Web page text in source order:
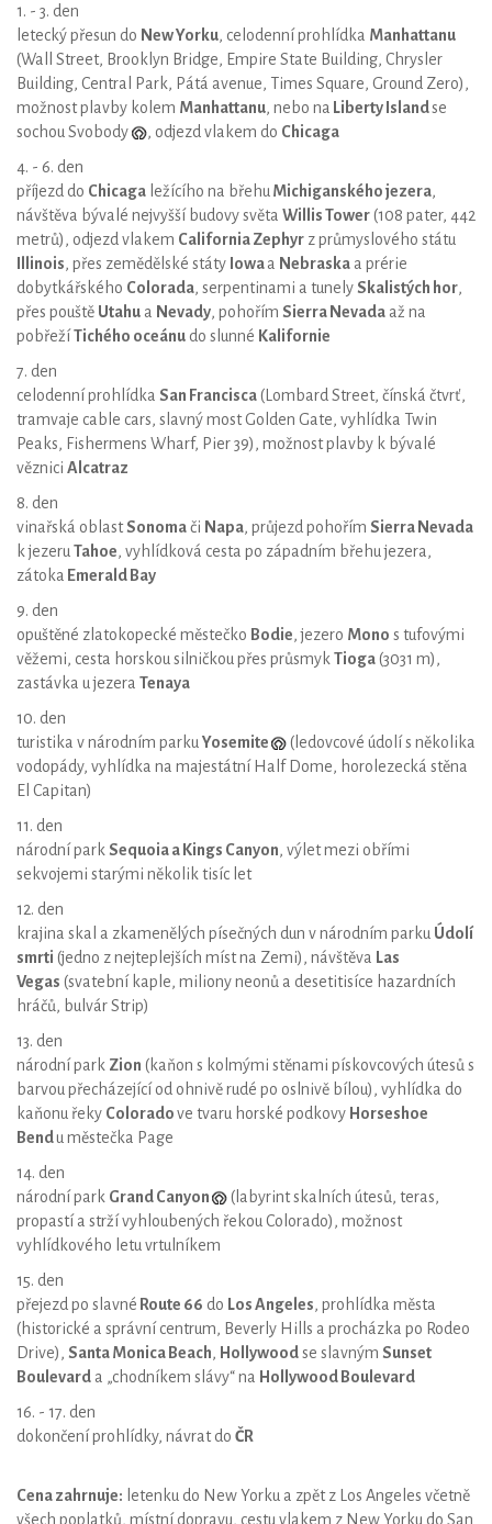
1. - 3. den
letecký přesun do New Yorku, celodenní prohlídka Manhattanu
(Wall Street, Brooklyn Bridge, Empire State Building, Chrysler
Building, Central Park, Pátá avenue, Times Square, Ground Zero),
možnost plavby kolem Manhattanu, nebo na Liberty Islandse
sochou Svobody
, odjezd vlakem do Chicaga
4. - 6. den
příjezd do Chicaga ležícího na břehu Michiganského jezera,
návštěva bývalé nejvyšší budovy světa Willis Tower(108 pater, 442
metrů), odjezd vlakem California Zephyr z průmyslového státu
Illinois, přes zemědělské státy Iowaa Nebraska a prérie
dobytkářského Colorada, serpentinami a tunely Skalistých hor,
přes pouště Utahu a Nevady, pohořím Sierra Nevada až na
pobřežíTichého oceánu do slunné Kalifornie
7. den
celodenní prohlídka San Francisca(Lombard Street, čínská čtvrť,
tramvaje cable cars, slavný most Golden Gate, vyhlídka Twin
Peaks, Fishermens Wharf, Pier 39), možnost plavby k bývalé
věznici Alcatraz
8. den
vinařská oblastSonomači Napa, průjezd pohořím Sierra Nevada
k jezeru Tahoe, vyhlídková cesta po západním břehu jezera,
zátoka Emerald Bay
9. den
opuštěné zlatokopecké městečko Bodie, jezero Mono s tufovými
věžemi, cesta horskou silničkou přes průsmyk Tioga(3031 m),
zastávka u jezera Tenaya
10. den
turistika v národním parku Yosemite
(ledovcové údolí s několika
vodopády, vyhlídka na majestátní Half Dome, horolezecká stěna
El Capitan)
11. den
národní park Sequoia a Kings Canyon, výlet mezi obřími
sekvojemi starými několik tisíc let
12. den
krajina skal a zkamenělých písečných dun v národním parku Údolí
smrti (jedno z nejteplejších míst na Zemi), návštěva Las
Vegas (svatební kaple, miliony neonů a desetitisíce hazardních
hráčů, bulvár Strip)
13. den
národní park Zion (kaňon s kolmými stěnami pískovcových útesů s
barvou přecházející od ohnivě rudé po oslnivě bílou), vyhlídka do
kaňonu řeky Coloradove tvaru horské podkovy Horseshoe
Bendu městečka Page
14. den
národní park Grand Canyon
(labyrint skalních útesů, teras,
propastí a strží vyhloubených řekou Colorado), možnost
vyhlídkového letu vrtulníkem
15. den
přejezd po slavné Route 66 do Los Angeles, prohlídka města
(historické a správní centrum, Beverly Hills a procházka po Rodeo
Drive), Santa Monica Beach, Hollywoodse slavným Sunset
Boulevard a „chodníkem slávy“ na Hollywood Boulevard
16. - 17. den
dokončení prohlídky, návrat do ČR
Cena zahrnuje: letenku do New Yorku a zpět z Los Angeles včetně
všech poplatků, místní dopravu, cestu vlakem z New Yorku do San